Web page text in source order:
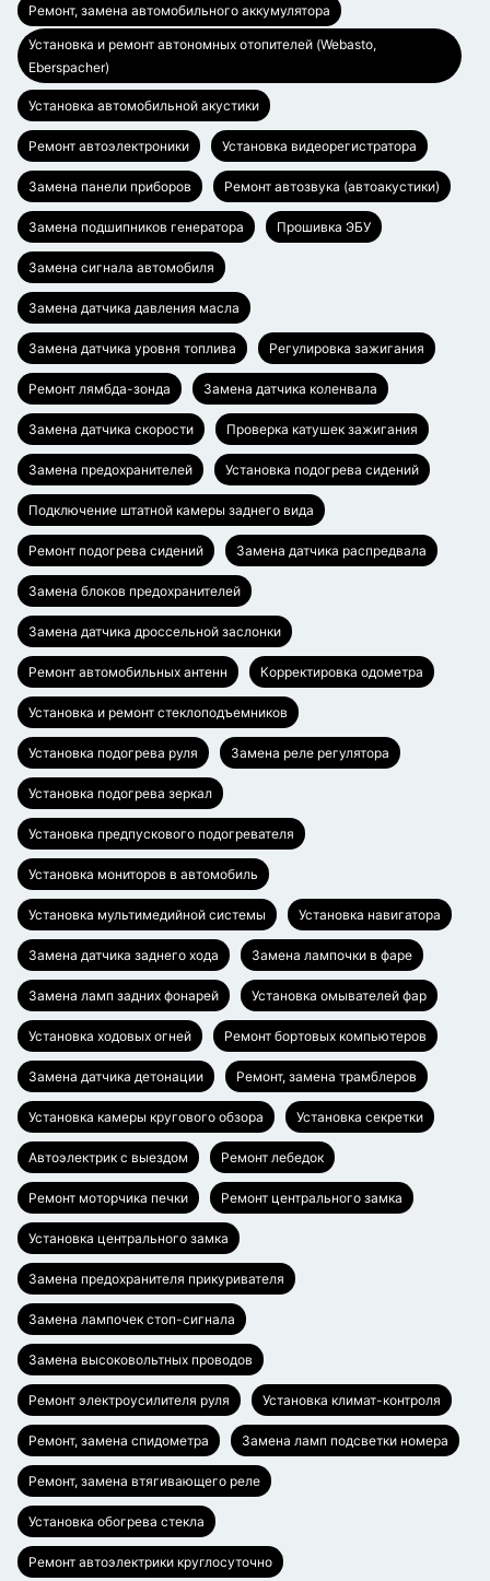
Ремонт, замена автомобильного аккумулятора
Установка и ремонт автономных отопителей (Webasto,
Eberspacher)
Установка автомобильной акустики
Ремонт автоэлектроники Установка видеорегистратора
Замена панели приборов Ремонт автозвука (автоакустики)
Замена подшипников генератора Прошивка ЭБУ
Замена сигнала автомобиля
Замена датчика давления масла
Замена датчика уровня топлива Регулировка зажигания
Ремонт лямбда-зонда Замена датчика коленвала
Замена датчика скорости Проверка катушек зажигания
Замена предохранителей Установка подогрева сидений
Подключение штатной камеры заднего вида
Ремонт подогрева сидений Замена датчика распредвала
Замена блоков предохранителей
Замена датчика дроссельной заслонки
Ремонт автомобильных антенн Корректировка одометра
Установка и ремонт стеклоподъемников
Установка подогрева руля Замена реле регулятора
Установка подогрева зеркал
Установка предпускового подогревателя
Установка мониторов в автомобиль
Установка мультимедийной системы Установка навигатора
Замена датчика заднего хода Замена лампочки в фаре
Замена ламп задних фонарей Установка омывателей фар
Установка ходовых огней Ремонт бортовых компьютеров
Замена датчика детонации Ремонт, замена трамблеров
Установка камеры кругового обзора Установка секретки
Автоэлектрик с выездом Ремонт лебедок
Ремонт моторчика печки Ремонт центрального замка
Установка центрального замка
Замена предохранителя прикуривателя
Замена лампочек стоп-сигнала
Замена высоковольтных проводов
Ремонт электроусилителя руля Установка климат-контроля
Ремонт, замена спидометра Замена ламп подсветки номера
Ремонт, замена втягивающего реле
Установка обогрева стекла
Ремонт автоэлектрики круглосуточно